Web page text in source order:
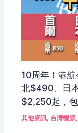
10周年！港
北$490、日
$2,250起，包
其他資訊, 台灣機票,